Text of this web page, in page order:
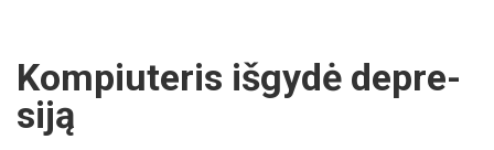
Kom­piu­te­ris iš­gydė dep­re­
siją